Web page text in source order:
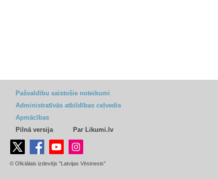
Pašvaldību saistošie noteikumi
Administratīvās atbildības ceļvedis
Apmācības
Pilnā versija
Par Likumi.lv
© Oficiālais izdevējs "Latvijas Vēstnesis"